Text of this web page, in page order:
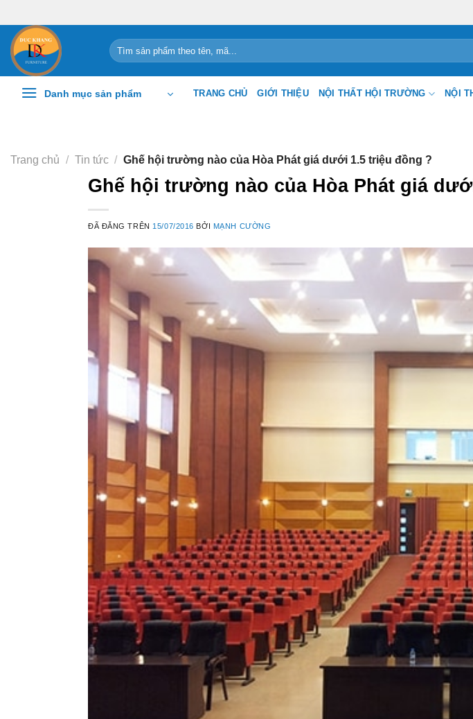
đến
nội
dung
Tìm
kiếm:
Danh mục sản phẩm TRANG CHỦ GIỚI THIỆU NỘI THẤT HỘI TRƯỜNG NỘI
Trang chủ / Tin tức / Ghế hội trường nào của Hòa Phát giá dưới 1.5 triệu đồng ?
Ghế hội trường nào của Hòa Phát giá
ĐÃ ĐĂNG TRÊN 15/07/2016 BỞI MẠNH CƯỜNG